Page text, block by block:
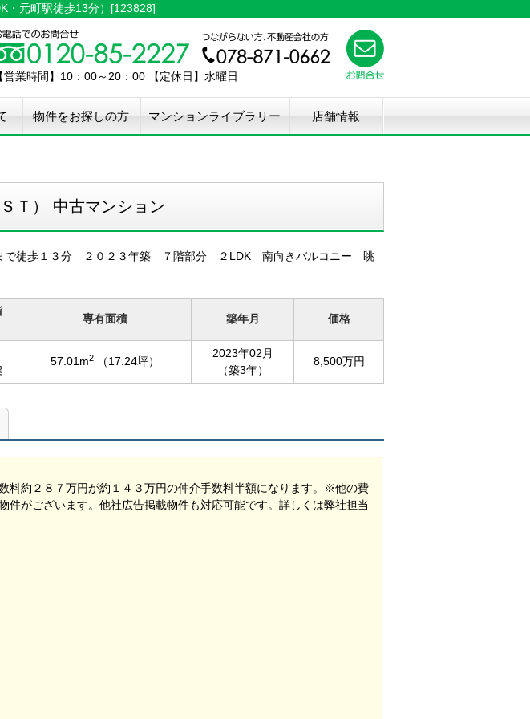
・元町駅徒歩13分）[123828]
【営業時間】10：00～20：00 【定休日】水曜日
物件をお探しの方 マンションライブラリー 店舗情報
Ｔ） 中古マンション
で徒歩１３分 ２０２３年築 ７階部分 ２LDK 南向きバルコニー 眺
専有面積 築年月 価格
57.01m2 （17.24坪）
2023年02月
（築3年）
8,500万円
料約２８７万円が約１４３万円の仲介手数料半額になります。※他の費
件がございます。他社広告掲載物件も対応可能です。詳しくは弊社担当